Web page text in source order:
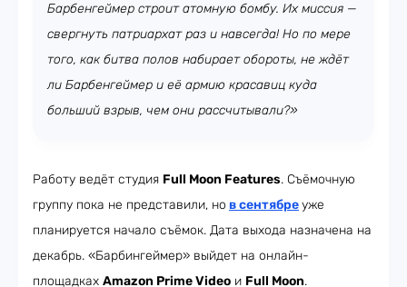
Барбенгеймер строит атомную бомбу. Их миссия —
свергнуть патриархат раз и навсегда! Но по мере
того, как битва полов набирает обороты, не ждёт
ли Барбенгеймер и её армию красавиц куда
больший взрыв, чем они рассчитывали?»
Работу ведёт студия Full Moon Features. Съёмочную
группу пока не представили, но в сентябреуже
планируется начало съёмок. Дата выхода назначена на
декабрь. «Барбингеймер» выйдет на онлайн-
площадках Amazon Prime Video и Full Moon.